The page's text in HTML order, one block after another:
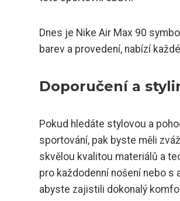
Dnes je Nike Air Max 90
barev a provedení, nabízí
Doporučení a
Pokud hledáte stylovou a
sportování, pak byste měli
skvělou kvalitou materiálů a
pro každodenní nošení nebo
abyste zajistili dokonalý